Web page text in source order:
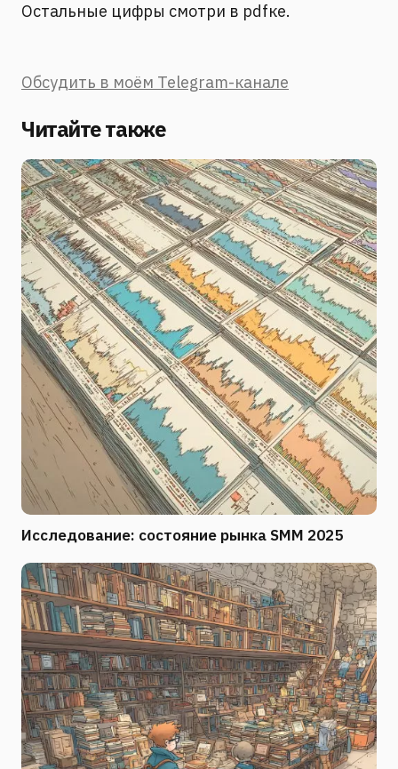
Остальные цифры смотри в pdfке.
Обсудить в моём Telegram-канале
Читайте также
Исследование: состояние рынка SMM 2025